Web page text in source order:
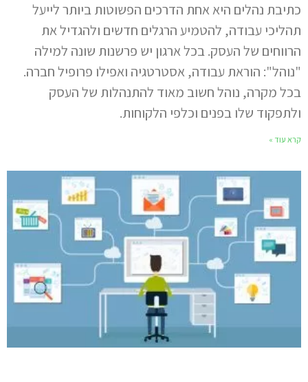
כתיבת נהלים היא אחת הדרכים הפשוטות ביותר לייעל
תהליכי עבודה, להטמיע הרגלים חדשים ולהגדיל את
הרווחים של העסק. בכל ארגון יש פרשנות שונה למילה
"נוהל": הוראת עבודה, אסטרטגיה ואפילו פרופיל חברה.
בכל מקרה, נוהל חשוב מאוד להתנהלות של העסק
ולתפקוד שלו בפנים וכלפי הלקוחות.
קרא עוד »